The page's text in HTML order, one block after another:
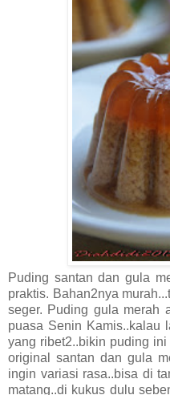
Puding santan dan gula
praktis. Bahan2nya
seger. Puding gula merah
puasa Senin Kamis..kalau
yang ribet2..bikin puding
original santan dan gula
ingin variasi rasa..bisa di
matang..di kukus dulu